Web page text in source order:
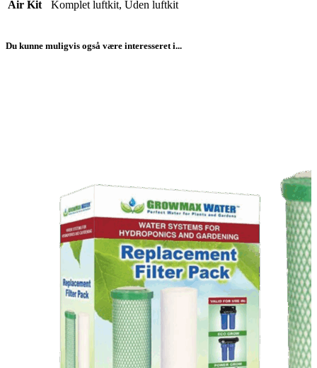
Air Kit Komplet luftkit, Uden luftkit
Du kunne muligvis også være interesseret i...